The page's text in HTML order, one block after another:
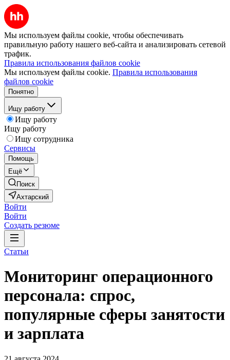
Мы используем файлы cookie, чтобы обеспечивать
правильную работу нашего веб-сайта и анализировать сетевой
трафик.
Правила использования файлов cookie
Мы используем файлы cookie. Правила использования
файлов cookie
Понятно
Ищу работу
Ищу работу
Ищу работу
Ищу сотрудника
Сервисы
Помощь
Ещё
Поиск
Ахтарский
Войти
Войти
Создать резюме
Статьи
Мониторинг операционного
персонала: спрос,
популярные сферы занятости
и зарплата